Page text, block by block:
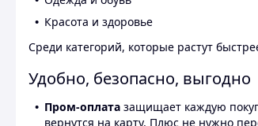
Красота и здоровье
Среди категорий, которые растут
Удобно, безопасно, выгодно
Пром-оплата защищает каждую
вернутся на карту. Плюс не нужно